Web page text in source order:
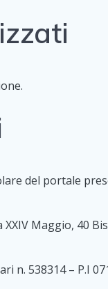
del portale
Maggio, 40
n. 538314 – P.I